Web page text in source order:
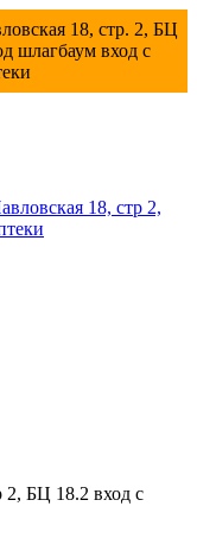
18, стр. 2, БЦ
шлагбаум вход с
18, стр 2,
2, БЦ 18.2 вход с